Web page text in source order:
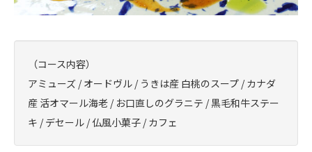
（コース内容）
アミューズ / オードヴル / うきは産 白桃のスープ / カナダ
産 活オマール海老 / お口直しのグラニテ / 黒毛和牛ステー
キ / デセール / 仏風小菓子 / カフェ